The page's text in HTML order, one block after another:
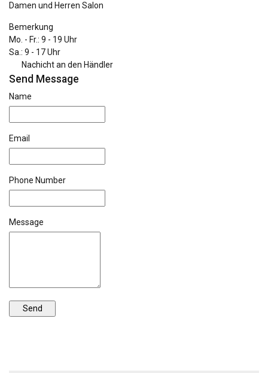
Damen und Herren Salon
Bemerkung
Mo. - Fr.: 9 - 19 Uhr
Sa.: 9 - 17 Uhr
Nachicht an den Händler
Send Message
Name
Email
Phone Number
Message